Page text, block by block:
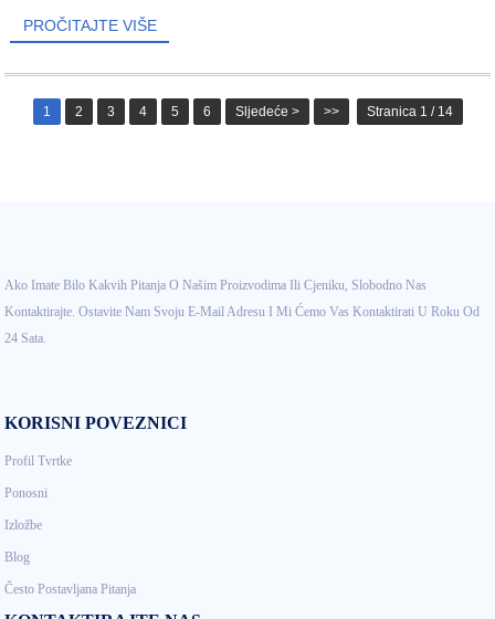
PROČITAJTE VIŠE
1 2 3 4 5 6 Sljedeće > >> Stranica 1 / 14
Ako Imate Bilo Kakvih Pitanja O Našim Proizvodima Ili Cjeniku, Slobodno Nas
Kontaktirajte. Ostavite Nam Svoju E-Mail Adresu I Mi Ćemo Vas Kontaktirati U Roku Od
24 Sata.
KORISNI POVEZNICI
Profil Tvrtke
Ponosni
Izložbe
Blog
Često Postavljana Pitanja